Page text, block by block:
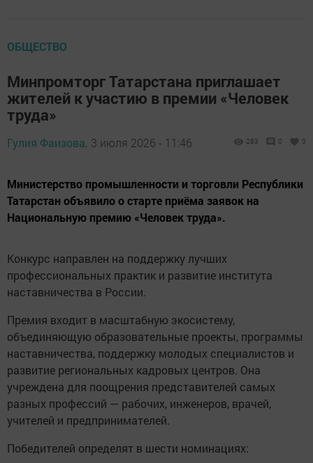
ОБЩЕСТВО
Минпромторг Татарстана приглашает
жителей к участию в премии «Человек
труда»
Гулия Фаизова, 3 июля 2026 - 11:46 283 0 0
Министерство промышленности и торговли Республики
Татарстан объявило о старте приёма заявок на
Национальную премию «Человек труда».
Конкурс направлен на поддержку лучших
профессиональных практик и развитие института
наставничества в России.
Премия входит в масштабную экосистему,
объединяющую образовательные проекты, программы
наставничества, поддержку молодых специалистов и
развитие региональных кадровых центров. Она
учреждена для поощрения представителей самых
разных профессий — рабочих, инженеров, врачей,
учителей и предпринимателей.
Победителей определят в шести номинациях: